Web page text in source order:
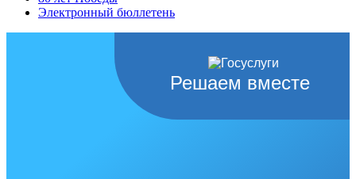
Электронный бюллетень
Решаем вместе